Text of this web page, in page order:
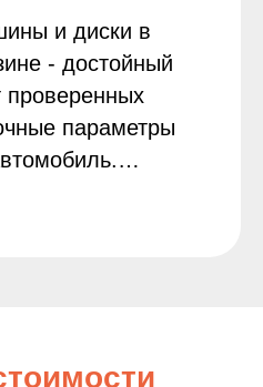
и диски в
- достойный
проверенных
параметры
цены и